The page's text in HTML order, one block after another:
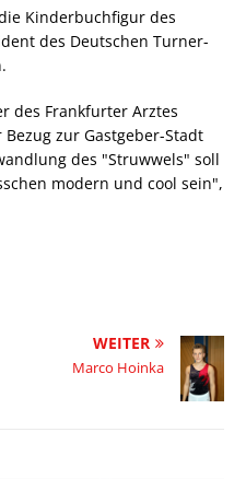
Kinderbuchfigur des
des Deutschen Turner-
des Frankfurter Arztes
zur Gastgeber-Stadt
des "Struwwels" soll
modern und cool sein",
WEITER
Marco Hoinka